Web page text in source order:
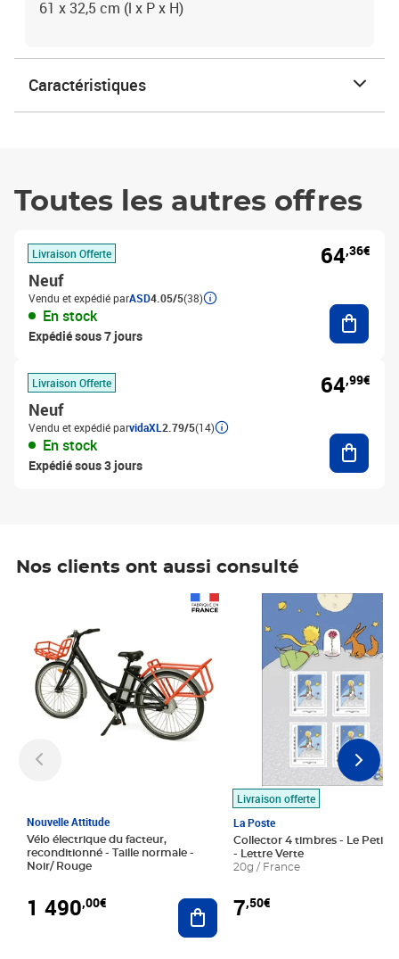
61 x 32,5 cm (l x P x H)
Caractéristiques
Toutes les autres offres
Livraison Offerte
Neuf
Vendu et expédié parASD4.05/5(38)
En stock
Expédié sous 7 jours
64,36€
Livraison Offerte
Neuf
Vendu et expédié parvidaXL 2.79/5(14)
En stock
Expédié sous 3 jours
64,99€
Nos clients ont aussi consulté
Nouvelle Attitude
Vélo électrique du facteur,
reconditionné - Taille normale -
Noir/ Rouge
1 490,00€ Ajouter au panier
Livraison offerte
La Poste
Collector 4 timbres - Le Petit
- Lettre Verte
20g / France
7,50€
Prix 7,50€